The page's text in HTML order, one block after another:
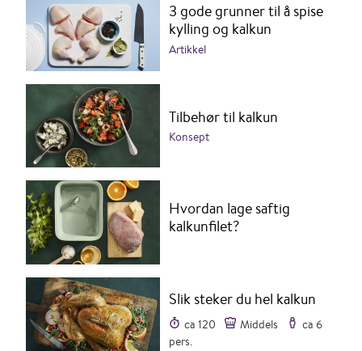
3 gode grunner til å spise
kylling og kalkun
Artikkel
Tilbehør til kalkun
Konsept
Hvordan lage saftig
kalkunfilet?
Slik steker du hel kalkun
ca 120 Middels
ca 6
pers.